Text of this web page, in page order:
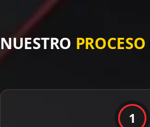
NUESTRO PROCESO
1